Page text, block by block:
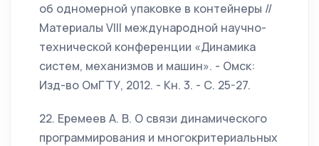
об одномерной упаковке в контейнеры //
Материалы VIII международной научно-
технической конференции «Динамика
систем, механизмов и машин». - Омск:
Изд-во ОмГТУ, 2012. - Кн. 3. - С. 25-27.
22. Еремеев А. В. О связи динамического
программирования и многокритериальных